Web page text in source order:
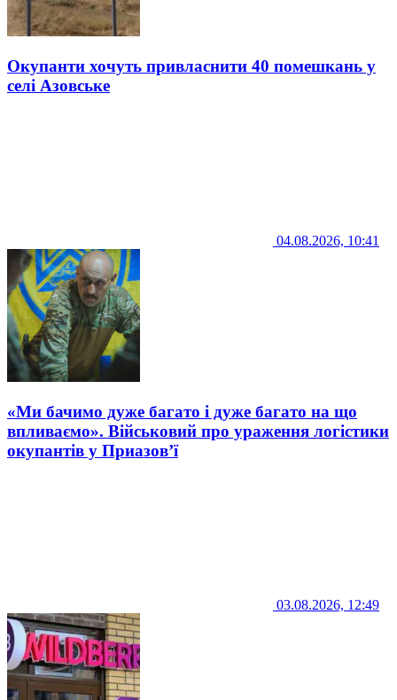
Окупанти хочуть привласнити 40 помешкань у
селі Азовське
04.08.2026, 10:41
«Ми бачимо дуже багато і дуже багато на що
впливаємо». Військовий про ураження логістики
окупантів у Приазов’ї
03.08.2026, 12:49